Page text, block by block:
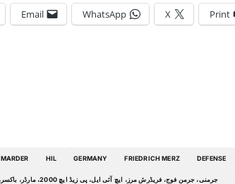
Print
X
WhatsApp
Email
DEFENSE
FRIEDRICH MERZ
GERMANY
HIL
MARDER
جرمنی، جرمن فوج، فریڈرش مرز، ایچ آئی ایل، پی زیڈ ایچ 2000، مارڈر، باکسر، فوجی سازوسامان، دفاع، اسپیئر پارٹس